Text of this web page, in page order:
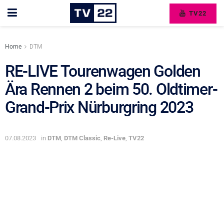
TV22
Home DTM
RE-LIVE Tourenwagen Golden
Ära Rennen 2 beim 50. Oldtimer-
Grand-Prix Nürburgring 2023
07.08.2023 in DTM DTM Classic Re-Live TV22